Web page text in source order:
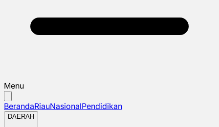
Menu
BerandaRiauNasionalPendidikan
DAERAH